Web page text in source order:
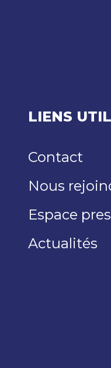
LIENS
Contact
Nous
Espace
Actualités